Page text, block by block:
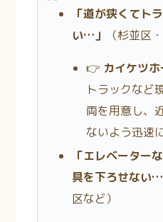
「道が狭くてト
い…」
（杉並区
👉 カイケツホ
トラックなど
両を用意し、
ないよう迅速
「エレベーター
具を下ろせない…
区など）